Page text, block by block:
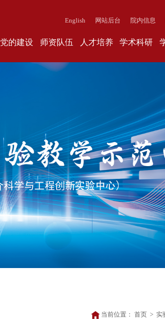
English 网站后台 院内信息
党的建设 师资队伍 人才培养 学术科研
当前位置： 首页 > 实